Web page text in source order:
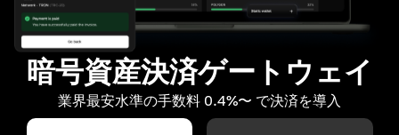
暗号資産決済ゲートウェイ
業界最安水準の手数料 0.4%〜 で決済を導入